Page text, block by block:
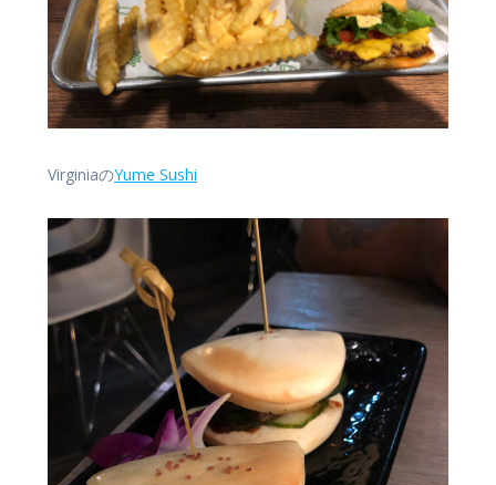
VirginiaのYume Sushi